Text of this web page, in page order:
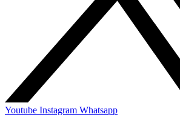
Youtube Instagram Whatsapp